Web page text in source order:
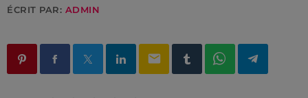
RALIEZOT 92
ÉCRIT PAR: ADMIN
email